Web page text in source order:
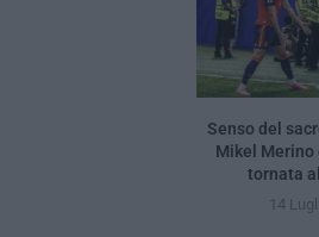
Senso del
Mikel Merino
tornata
14